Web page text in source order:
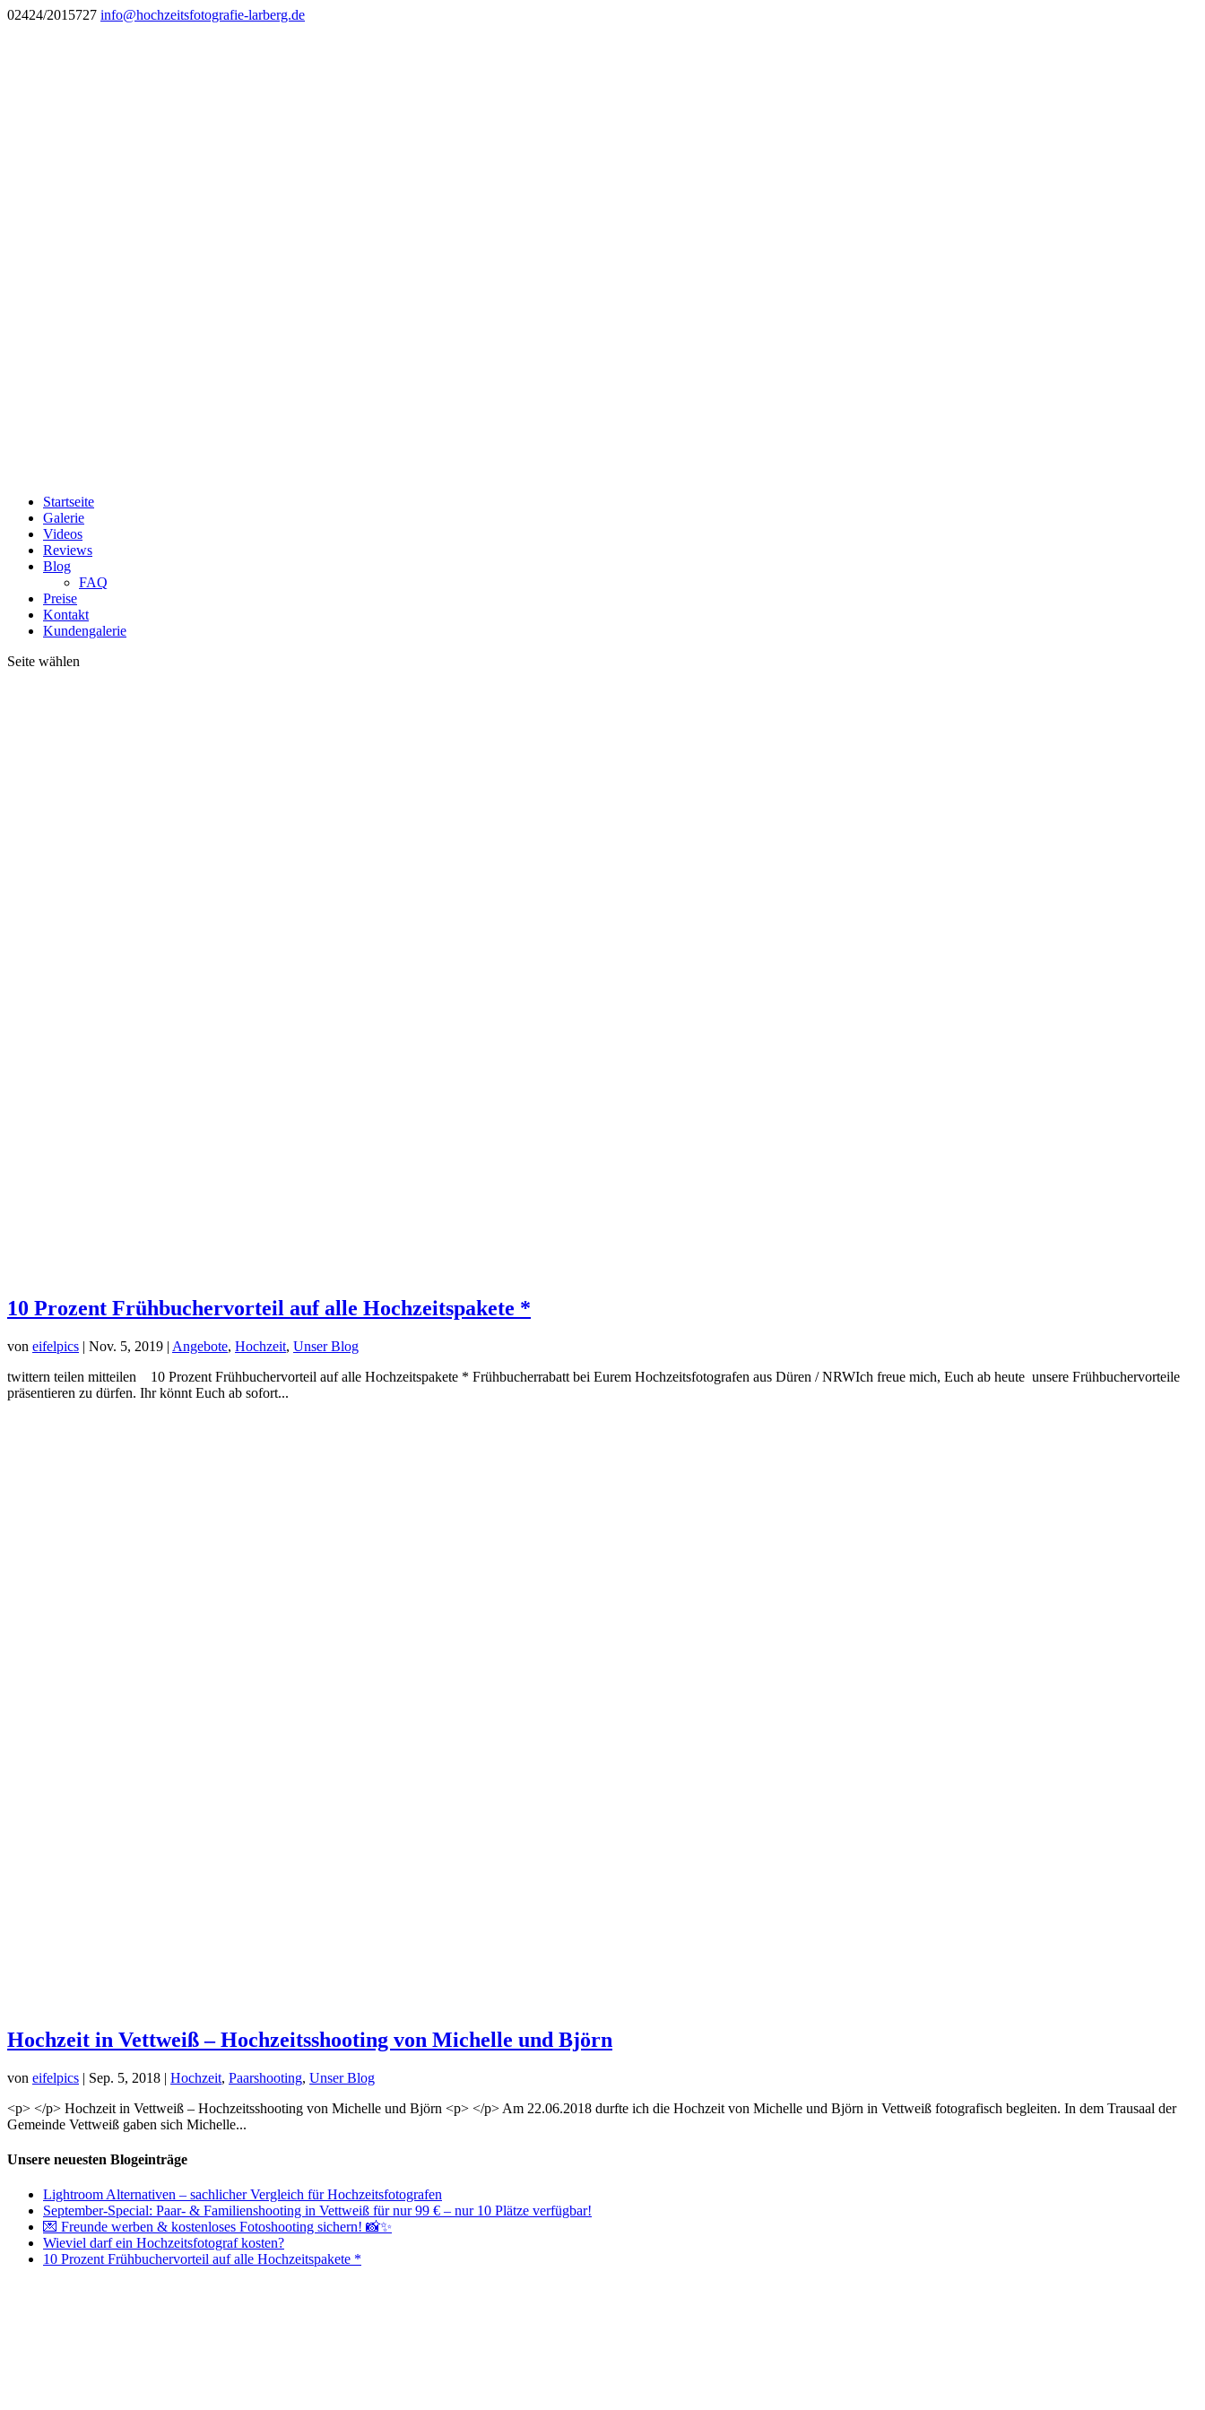
02424/2015727 info@hochzeitsfotografie-larberg.de
Startseite
Galerie
Videos
Reviews
Blog
FAQ
Preise
Kontakt
Kundengalerie
Seite wählen
10 Prozent Frühbuchervorteil auf alle Hochzeitspakete *
von eifelpics | Nov. 5, 2019 | Angebote, Hochzeit, Unser Blog
twittern teilen mitteilen 10 Prozent Frühbuchervorteil auf alle Hochzeitspakete * Frühbucherrabatt bei Eurem Hochzeitsfotografen aus Düren / NRWIch freue mich, Euch ab heute unsere Frühbuchervorteile
präsentieren zu dürfen. Ihr könnt Euch ab sofort...
Hochzeit in Vettweiß – Hochzeitsshooting von Michelle und Björn
von eifelpics | Sep. 5, 2018 | Hochzeit, Paarshooting, Unser Blog
<p> </p> Hochzeit in Vettweiß – Hochzeitsshooting von Michelle und Björn <p> </p> Am 22.06.2018 durfte ich die Hochzeit von Michelle und Björn in Vettweiß fotografisch begleiten. In dem Trausaal der
Gemeinde Vettweiß gaben sich Michelle...
Unsere neuesten Blogeinträge
Lightroom Alternativen – sachlicher Vergleich für Hochzeitsfotografen
September-Special: Paar- & Familienshooting in Vettweiß für nur 99 € – nur 10 Plätze verfügbar!
💌 Freunde werben & kostenloses Fotoshooting sichern! 📸✨
Wieviel darf ein Hochzeitsfotograf kosten?
10 Prozent Frühbuchervorteil auf alle Hochzeitspakete *